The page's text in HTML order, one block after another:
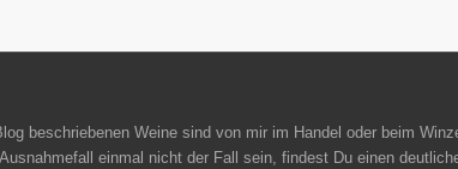
beschriebenen Weine sind von mir im Handel oder beim
einmal nicht der Fall sein, findest Du einen